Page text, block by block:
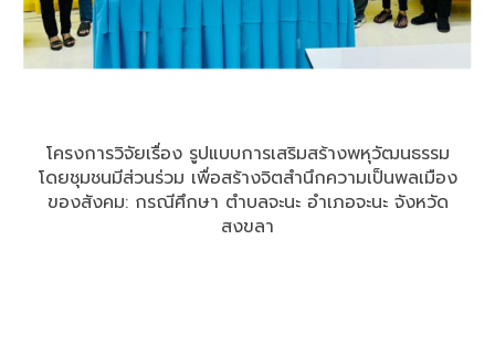
โครงการวิจัยเรื่อง รูปแบบการเสริมสร้างพหุวัฒนธรรม
โดยชุมชนมีส่วนร่วม เพื่อสร้างจิตสำนึกความเป็นพลเมือง
ของสังคม: กรณีศึกษา ตำบลจะนะ อำเภอจะนะ จังหวัด
สงขลา